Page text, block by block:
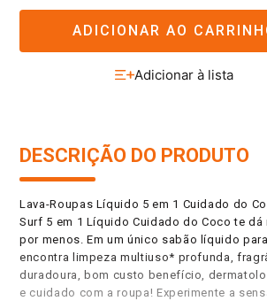
ADICIONAR AO
DESCRIÇÃO DO PRODUTO
Lava-Roupas Líquido 5 em 1 Cuidado do
Surf 5 em 1 Líquido Cuidado do Coco te
por menos. Em um único sabão líquido
encontra limpeza multiuso* profunda,
duradoura, bom custo benefício,
e cuidado com a roupa! Experimente a